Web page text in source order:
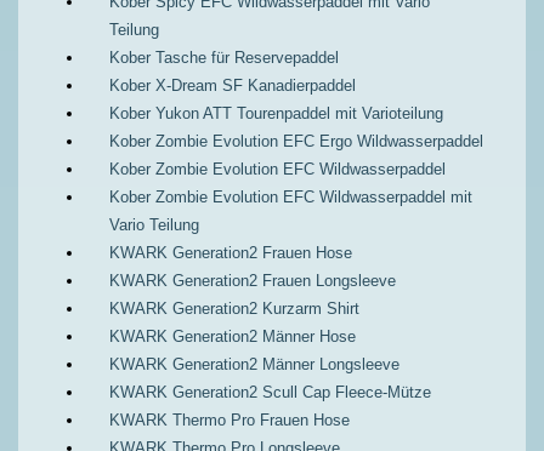
Teilung
Kober Tasche für Reservepaddel
Kober X-Dream SF Kanadierpaddel
Kober Yukon ATT Tourenpaddel mit Varioteilung
Kober Zombie Evolution EFC Ergo Wildwasserpaddel
Kober Zombie Evolution EFC Wildwasserpaddel
Kober Zombie Evolution EFC Wildwasserpaddel mit
Vario Teilung
KWARK Generation2 Frauen Hose
KWARK Generation2 Frauen Longsleeve
KWARK Generation2 Kurzarm Shirt
KWARK Generation2 Männer Hose
KWARK Generation2 Männer Longsleeve
KWARK Generation2 Scull Cap Fleece-Mütze
KWARK Thermo Pro Frauen Hose